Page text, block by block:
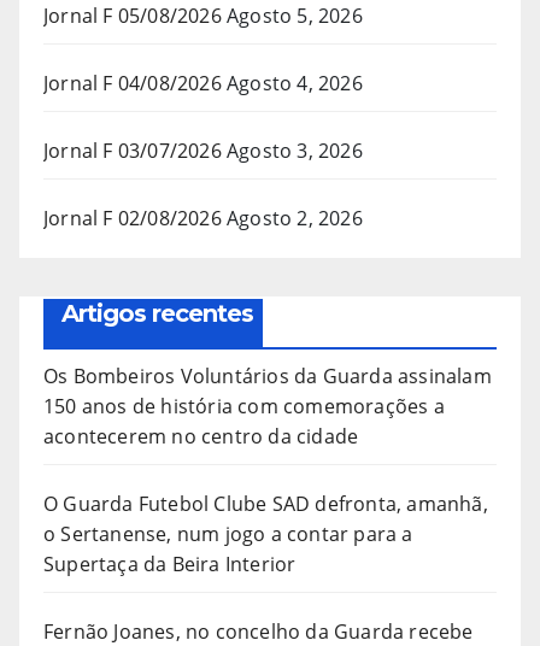
Jornal F 05/08/2026Agosto 5, 2026
Jornal F 04/08/2026Agosto 4, 2026
Jornal F 03/07/2026Agosto 3, 2026
Jornal F 02/08/2026Agosto 2, 2026
Artigos recentes
Os Bombeiros Voluntários da Guarda assinalam
150 anos de história com comemorações a
acontecerem no centro da cidade
O Guarda Futebol Clube SAD defronta, amanhã,
o Sertanense, num jogo a contar para a
Supertaça da Beira Interior
Fernão Joanes, no concelho da Guarda recebe